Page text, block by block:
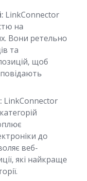
LinkConnector
на
Вони ретельно
та
щоб
LinkConnector
до
веб-
які найкраще